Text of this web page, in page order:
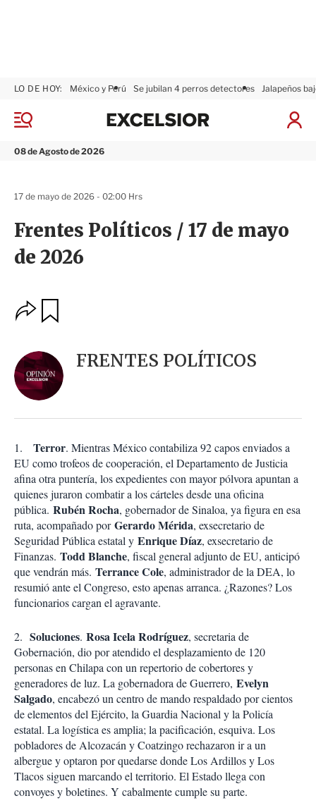
M
n
08 de Agosto de 2026
LO DE HOY: México y Perú Se jubilan 4 perros detectores Jalapeños
I
x
Frentes Políticos / 17 de mayo
de 2026
17 de mayo de 2026 - 02:00 Hrs
O
p
o
n
e
s
o
m
p
a
r
i
r
a
r
FRENTES POLÍTICOS
1. Terror. Mientras México contabiliza 92 capos enviados a
EU como trofeos de cooperación, el Departamento de Justicia
afina otra puntería, los expedientes con mayor pólvora apuntan a
quienes juraron combatir a los cárteles desde una oficina
pública. Rubén Rocha, gobernador de Sinaloa, ya figura en esa
ruta, acompañado porGerardo Mérida, exsecretario de
Seguridad Pública estatal y Enrique Díaz, exsecretario de
Finanzas. Todd Blanche, fiscal general adjunto de EU, anticipó
que vendrán más. Terrance Cole, administrador de la DEA, lo
resumió ante el Congreso, esto apenas arranca. ¿Razones? Los
funcionarios cargan el agravante.
2. Soluciones. Rosa Icela Rodríguez, secretaria de
Gobernación, dio por atendido el desplazamiento de 120
personas en Chilapa con un repertorio de cobertores y
generadores de luz. La gobernadora de Guerrero, Evelyn
Salgado, encabezó un centro de mando respaldado por cientos
de elementos del Ejército, la Guardia Nacional y la Policía
estatal. La logística es amplia; la pacificación, esquiva. Los
pobladores de Alcozacán y Coatzingo rechazaron ir a un
albergue y optaron por quedarse donde Los Ardillos y Los
Tlacos siguen marcando el territorio. El Estado llega con
convoyes y boletines. Y cabalmente cumple su parte.